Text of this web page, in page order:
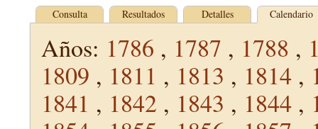
Consulta Resultados Detalles Calendario
Años: 1786 , 1787 , 1788 ,
1809 , 1811 , 1813 , 1814 ,
1841 , 1842 , 1843 , 1844 ,